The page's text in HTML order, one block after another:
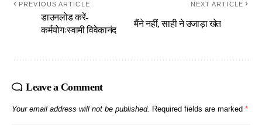
PREVIOUS ARTICLE
डाउनलोड करें-
कर्मयोगःस्वामी विवेकानंद
NEXT ARTICLE
मैंने नहीं, साही ने उजाड़ा खेत
Leave a Comment
Your email address will not be published. Required fields are marked *